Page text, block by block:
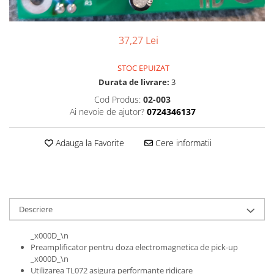
37,27 Lei
STOC EPUIZAT
Durata de livrare: 3
Cod Produs: 02-003
Ai nevoie de ajutor? 0724346137
Adauga la Favorite Cere informatii
Descriere
_x000D_\n
Preamplificator pentru doza electromagnetica de pick-up
_x000D_\n
Utilizarea TL072 asigura performante ridicare